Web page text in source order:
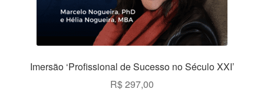
Imersão ‘Profissional de Sucesso no Século XXI’
R$297,00